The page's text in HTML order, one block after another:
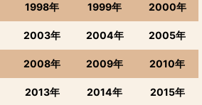
1998年 1999年 2000年
2003年 2004年 2005年
2008年 2009年 2010年
2013年 2014年 2015年